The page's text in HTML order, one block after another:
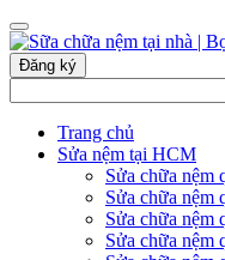
Đăng ký
Trang chủ
Sửa nệm tại HCM
Sửa chữa nệm
Sửa chữa nệm
Sửa chữa nệm
Sửa chữa nệm